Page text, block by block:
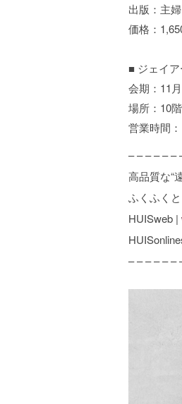
出版：主
価格：
■ ジェイ
会期：11
場所：10
営業時間
– – – – – –
高品質な“
ふくふく
HUISweb |
– – – – – –